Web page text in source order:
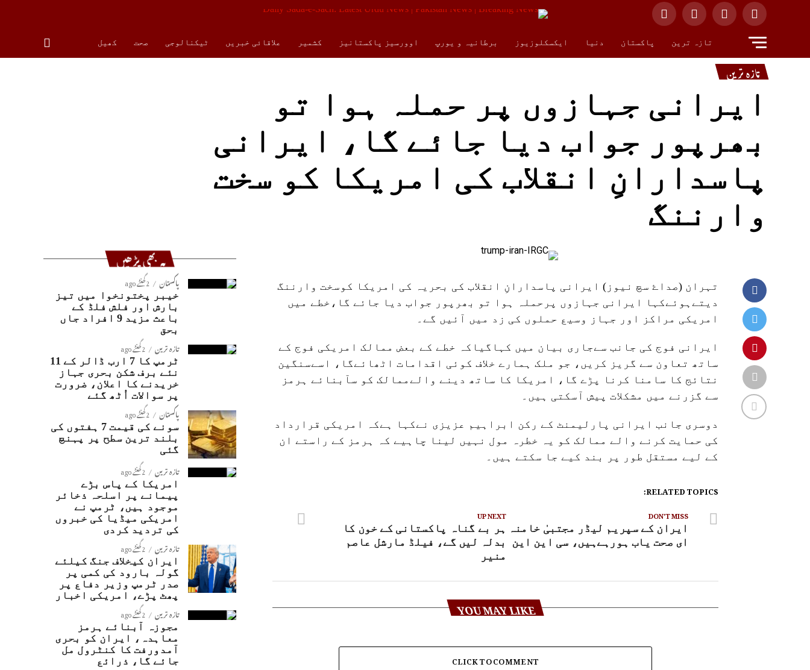
تازہ ترین پاکستان دنیا ایکسکلوزیوز برطانیہ و یورپ اوورسیز پاکستانیز کشمیر علاقائی خبریں ٹیکنالوجی صحت کھیل
تازہ ترین
ایرانی جہازوں پر حملہ ہوا تو
بھرپور جواب دیا جائے گا، ایرانی
پاسدارانِ انقلاب کی امریکا کو سخت
وارننگ
تہران (صداۓ سچ نیوز) ایرانی پاسدارانِ انقلاب کی بحریہ کی امریکا کوسخت وارننگ
دیتےہوئےکہا ایرانی جہازوں پرحملہ ہوا تو بھرپور جواب دیا جائے گا،خطے میں
امریکی مراکز اور جہاز وسیع حملوں کی زد میں آئیں گے۔
ایرانی فوج کی جانب سےجاری بیان میں کہاگیاکہ خطے کے بعض ممالک امریکی فوج کے
ساتھ تعاون سے گریز کریں، جو ملک ہمارے خلاف کوئی اقدامات اٹھائےگا، اسےسنگین
نتائج کا سامنا کرنا پڑے گا، امریکا کا ساتھ دینے والےممالک کو سآبنائے ہرمز
سے گزرنے میں مشکلات پیش آسکتی ہیں۔
دوسری جانب ایرانی پارلیمنٹ کے رکن ابراہیم عزیزی نےکہا ہےکہ امریکی قرارداد
کی حمایت کرنے والے ممالک کو یہ خطرہ مول نہیں لینا چاہیے کہ ہرمز کے راستے ان
کے لیے مستقل طور پر بند کیے جا سکتے ہیں۔
RELATED TOPICS:
UP NEXT
ہر بے گناہ پاکستانی کے خون کا
بدلہ لیں گے، فیلڈ مارشل عاصم
منیر
DON'T MISS
ایران کے سپریم لیڈر مجتبیٰ خامنہ
ای صحت یاب ہورہےہیں، سی این این
YOU MAY LIKE
CLICK TO COMMENT
یہ بھی پڑھیں
پاکستان 2 گھنٹے ago
خیبر پختونخوا میں تیز
بارش اور فلش فلڈ کے
باعث مزید 9 افراد جاں
بحق
تازہ ترین 2 گھنٹے ago
ٹرمپ کا 7 ارب ڈالر کے 11
نئے برف شکن بحری جہاز
خریدنے کا اعلان، ضرورت
پر سوالات اُٹھ گئے
پاکستان 2 گھنٹے ago
سونے کی قیمت 7 ہفتوں کی
بلند ترین سطح پر پہنچ
گئی
تازہ ترین 2 گھنٹے ago
امریکا کے پاس بڑے
پیمانے پر اسلحہ ذخائر
موجود ہیں، ٹرمپ نے
امریکی میڈیا کی خبروں
کی تردید کردی
تازہ ترین 2 گھنٹے ago
ایران کیخلاف جنگ کیلئے
گولہ بارود کی کمی پر
صدر ٹرمپ وزیر دفاع پر
پھٹ پڑے، امریکی اخبار
تازہ ترین 2 گھنٹے ago
مجوزہ آبنائے ہرمز
معاہدہ، ایران کو بحری
آمدورفت کا کنٹرول مل
جائے گا، ذرائع